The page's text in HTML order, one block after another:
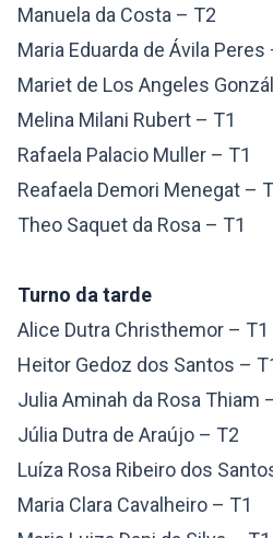
Manuela da Costa – T2
Maria Eduarda de Ávila Peres
Mariet de Los Angeles
Melina Milani Rubert – T1
Rafaela Palacio Muller – T1
Reafaela Demori Menegat –
Theo Saquet da Rosa – T1
Turno da tarde
Alice Dutra Christhemor – T1
Heitor Gedoz dos Santos –
Julia Aminah da Rosa Thiam
Júlia Dutra de Araújo – T2
Luíza Rosa Ribeiro dos
Maria Clara Cavalheiro – T1